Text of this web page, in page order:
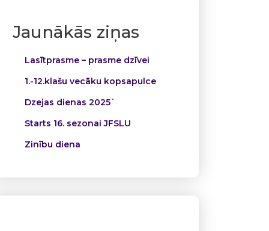
Jaunākās ziņas
Lasītprasme – prasme dzīvei
1.-12.klašu vecāku kopsapulce
Dzejas dienas 2025`
Starts 16. sezonai JFSLU
Zinību diena